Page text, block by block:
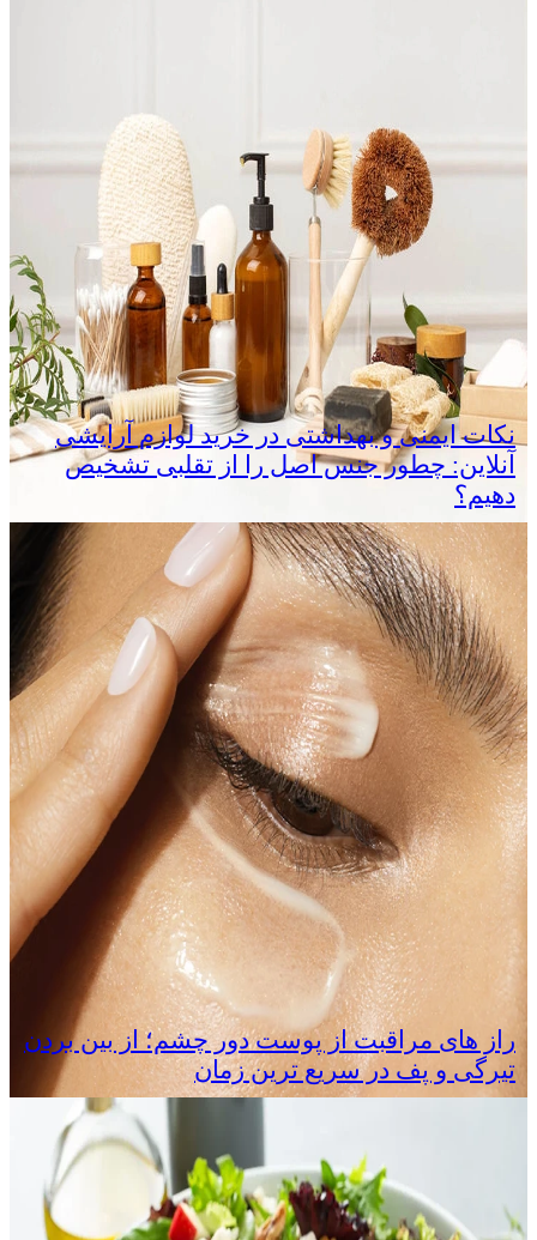
نکات ایمنی و بهداشتی در خرید لوازم آرایشی
آنلاین: چطور جنس اصل را از تقلبی تشخیص
دهیم؟
راز های مراقبت از پوست دور چشم؛ از بین بردن
تیرگی و پف در سریع‌ ترین زمان